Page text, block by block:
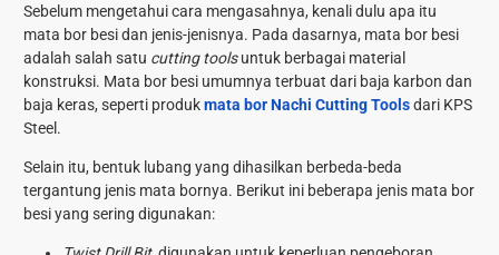
Sebelum mengetahui cara mengasahnya, kenali dulu apa itu
mata bor besi dan jenis-jenisnya. Pada dasarnya, mata bor besi
adalah salah satu cutting toolsuntuk berbagai material
konstruksi. Mata bor besi umumnya terbuat dari baja karbon dan
baja keras, seperti produkmata bor Nachi Cutting Toolsdari KPS
Steel.
Selain itu, bentuk lubang yang dihasilkan berbeda-beda
tergantung jenis mata bornya. Berikut ini beberapa jenis mata bor
besi yang sering digunakan: